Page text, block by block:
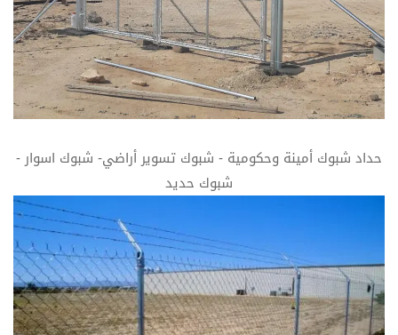
حداد شبوك أمينة وحكومية - شبوك تسوير أراضي- شبوك اسوار -
شبوك حديد